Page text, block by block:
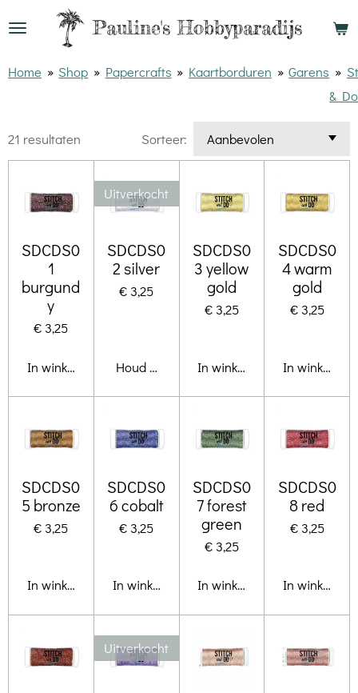
Ga
naar
Pauline'sHobbyparadijs
Home » Shop » Papercrafts » Kaartborduren » Garens »
& Do
21 resultaten Sorteer:
SDCDS0
1
burgund
y
€ 3,25
In winkelwagen
Uitverkocht
SDCDS0
2 silver
€ 3,25
Houd mij op de hoogte
SDCDS0
3 yellow
gold
€ 3,25
In winkelwagen
SDCDS0
4 warm
gold
€ 3,25
In
SDCDS0
5 bronze
€ 3,25
In winkelwagen
SDCDS0
6 cobalt
€ 3,25
In winkelwagen
SDCDS0
7 forest
green
€ 3,25
In winkelwagen
SDCDS0
8 red
€ 3,25
In
Uitverkocht